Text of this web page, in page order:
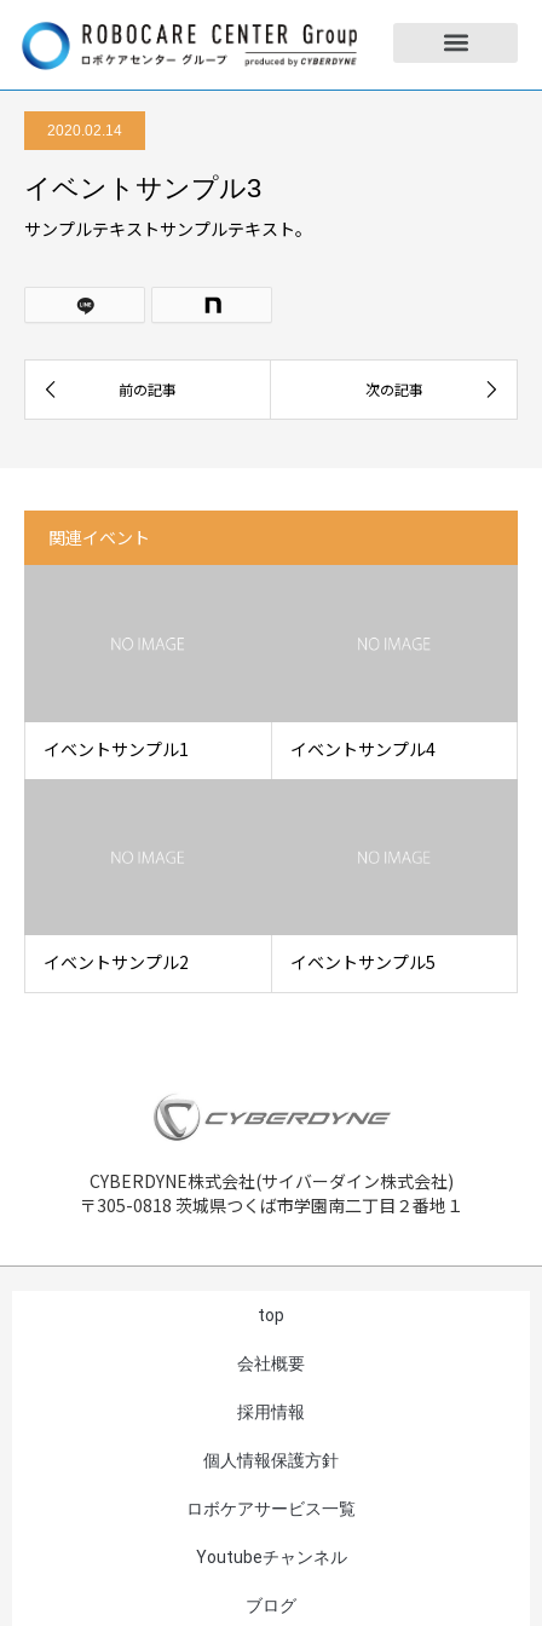
2020.02.14
イベントサンプル3
サンプルテキストサンプルテキスト。
関連イベント
イベントサンプル1 イベントサンプル4
イベントサンプル2 イベントサンプル5
CYBERDYNE株式会社(サイバーダイン株式会社)
〒305-0818 茨城県つくば市学園南二丁目２番地１
top
会社概要
採用情報
個人情報保護方針
ロボケアサービス一覧
Youtubeチャンネル
ブログ